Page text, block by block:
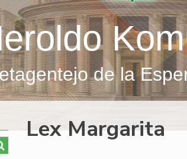
de la
Lex Margarita